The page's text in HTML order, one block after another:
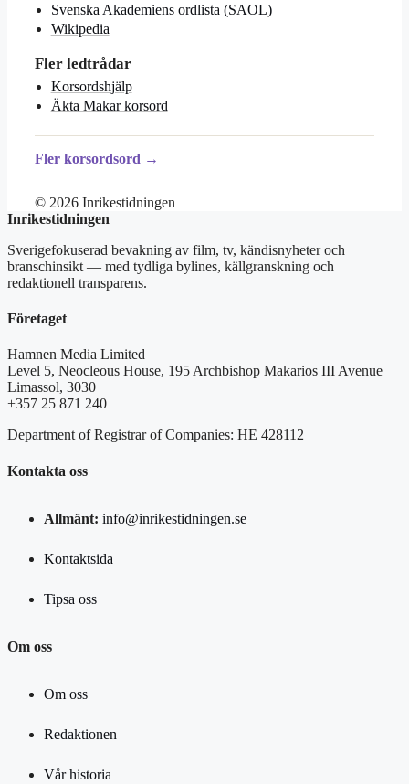
Svenska Akademiens ordlista (SAOL)
Wikipedia
Fler ledtrådar
Korsordshjälp
Äkta Makar korsord
Fler korsordsord →
© 2026 Inrikestidningen
Inrikestidningen
Sverigefokuserad bevakning av film, tv, kändisnyheter och
branschinsikt — med tydliga bylines, källgranskning och
redaktionell transparens.
Företaget
Hamnen Media Limited
Level 5, Neocleous House, 195 Archbishop Makarios III Avenue
Limassol, 3030
+357 25 871 240
Department of Registrar of Companies: HE 428112
Kontakta oss
Allmänt: info@inrikestidningen.se
Kontaktsida
Tipsa oss
Om oss
Om oss
Redaktionen
Vår historia